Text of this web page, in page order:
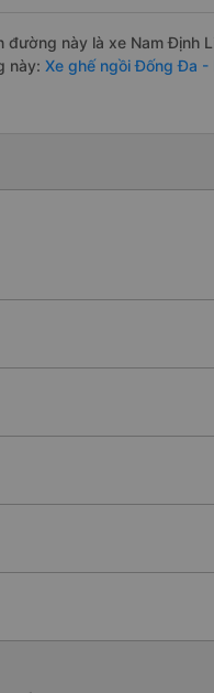
này là xe Nam Định
này: Xe ghế ngồi Đống Đa -